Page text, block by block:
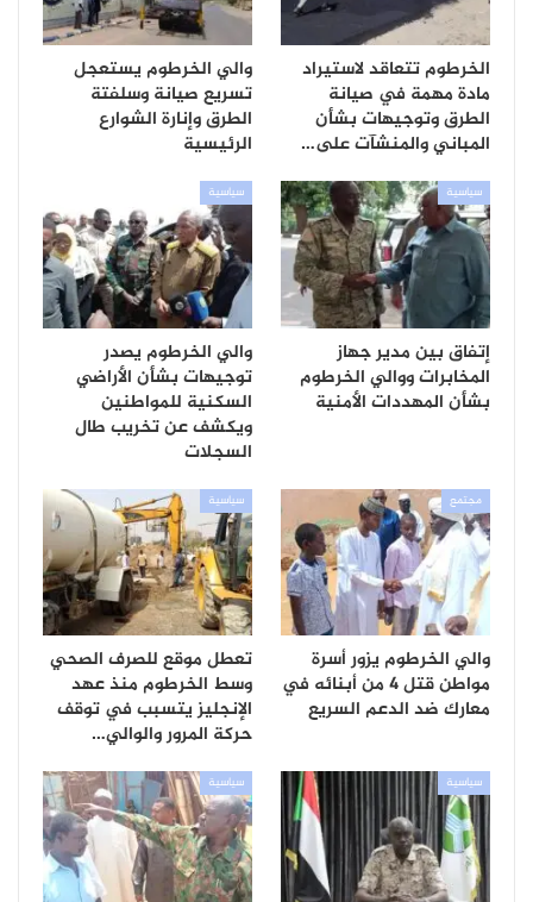
الخرطوم تتعاقد لاستيراد
مادة مهمة في صيانة
الطرق وتوجيهات بشأن
المباني والمنشآت على…
والي الخرطوم يستعجل
تسريع صيانة وسلفتة
الطرق وإنارة الشوارع
الرئيسية
سياسية
إتفاق بين مدير جهاز
المخابرات ووالي الخرطوم
بشأن المهددات الأمنية
سياسية
والي الخرطوم يصدر
توجيهات بشأن الأراضي
السكنية للمواطنين
ويكشف عن تخريب طال
السجلات
مجتمع
والي الخرطوم يزور أسرة
مواطن قتل 4 من أبنائه في
معارك ضد الدعم السريع
سياسية
تعطل موقع للصرف الصحي
وسط الخرطوم منذ عهد
الإنجليز يتسبب في توقف
حركة المرور والوالي…
سياسية سياسية